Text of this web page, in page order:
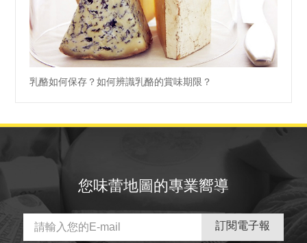
乳酪如何保存？如何辨識乳酪的賞味期限？
您味蕾地圖的專業嚮導